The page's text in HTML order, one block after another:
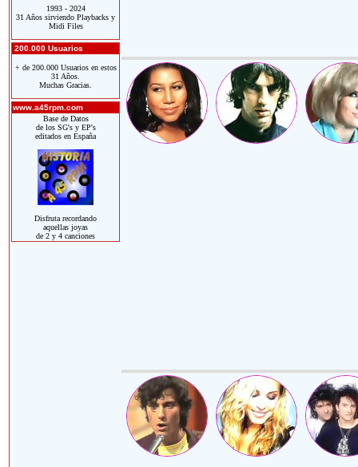
1993 - 2024
31 Años sirviendo Playbacks y
Midi Files
200.000 Usuarios
+ de 200.000 Usuarios en estos
31 Años.
Muchas Gracias.
www.a45rpm.com
Base de Datos
de los SG's y EP's
editados en España
Disfruta recordando
aquellas joyas
de 2 y 4 canciones